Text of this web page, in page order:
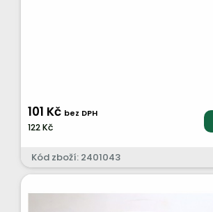
101 Kč bez DPH
122 Kč
Kód zboží: 2401043